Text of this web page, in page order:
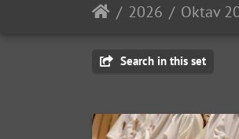
2026 Oktav
Search in this set